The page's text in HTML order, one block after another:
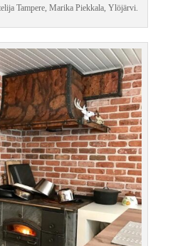
Tampere, Marika Piekkala, Ylöjärvi.